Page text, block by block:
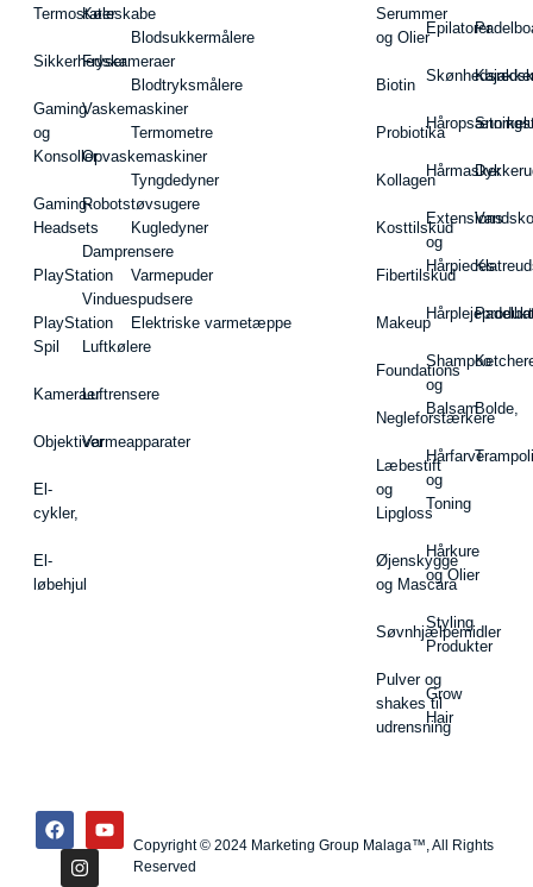
Termostater
Sikkerhedskameraer
Gaming
og
Konsoller
Gaming-
Headsets
PlayStation
PlayStation
Spil
Kameraer
Objektiver
El-
cykler,
El-
løbehjul
Køleskabe
Fryser
Vaskemaskiner
Opvaskemaskiner
Robotstøvsugere
Damprensere
Vinduespudsere
Luftkølere
Luftrensere
Varmeapparater
Blodsukkermålere
Blodtryksmålere
Termometre
Tyngdedyner
Kugledyner
Varmepuder
Elektriske varmetæppe
Serummer
og Olier
Biotin
Probiotika
Kollagen
Kosttilskud
Fibertilskud
Makeup
Foundations
Negleforstærkere
Læbestift
og
Lipgloss
Øjenskygge
og Mascara
Søvnhjælpemidler
Pulver og
shakes til
udrensning
Epilatorer
Hårmasker
Extensions
og
Hårpieces
Shampoo
og
Balsam
Hårfarve
og
Toning
Hårkure
og Olier
Styling
Produkter
Grow
Hair
Vandsko
Bolde,
Copyright © 2024 Marketing Group Malaga™, All Rights
Reserved